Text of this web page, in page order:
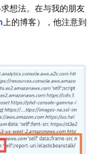
想法。在与我的朋友
上的博客），他注意到